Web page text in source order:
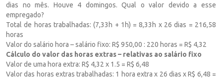
dias no mês. Houve 4 domingos. Qual o valor devido a esse
empregado?
Total de horas trabalhadas: (7,33h + 1h) = 8,33h x 26 dias = 216,58
horas
Valor do salário hora – salário fixo: R$ 950,00 : 220 horas = R$ 4,32
Cálculo do valor das horas extras – relativas ao salário fixo
Valor de uma hora extra: R$ 4,32 x 1.5 = R$ 6,48
Valor das horas extras trabalhadas: 1 hora extra x 26 dias x R$ 6,48 =